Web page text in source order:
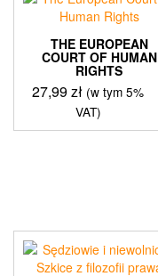
THE EUROPEAN
COURT OF HUMAN
RIGHTS
27,99zł (w tym 5%
VAT)